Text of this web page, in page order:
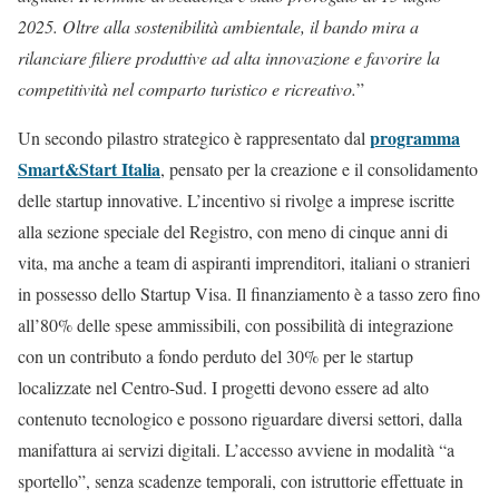
2025. Oltre alla sostenibilità ambientale, il bando mira a
rilanciare filiere produttive ad alta innovazione e favorire la
competitività nel comparto turistico e ricreativo.”
Un secondo pilastro strategico è rappresentato dal programma
Smart&Start Italia, pensato per la creazione e il consolidamento
delle startup innovative. L’incentivo si rivolge a imprese iscritte
alla sezione speciale del Registro, con meno di cinque anni di
vita, ma anche a team di aspiranti imprenditori, italiani o stranieri
in possesso dello Startup Visa. Il finanziamento è a tasso zero fino
all’80% delle spese ammissibili, con possibilità di integrazione
con un contributo a fondo perduto del 30% per le startup
localizzate nel Centro-Sud. I progetti devono essere ad alto
contenuto tecnologico e possono riguardare diversi settori, dalla
manifattura ai servizi digitali. L’accesso avviene in modalità “a
sportello”, senza scadenze temporali, con istruttorie effettuate in